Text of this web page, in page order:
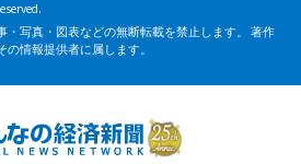
・写真・図表などの無断転載を禁止します。 著作
情報提供者に属します。